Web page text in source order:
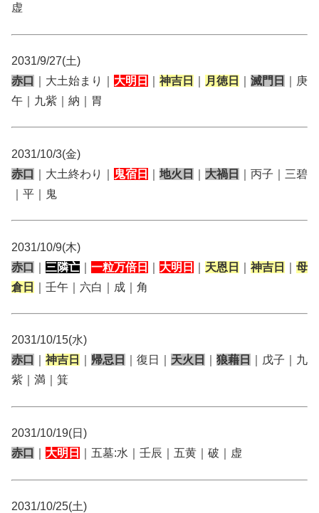
虚
2031/9/27(土)
赤口
｜大土始まり｜ 大明日 神吉日 月徳日 滅門日
｜庚
午｜九紫｜納｜胃
2031/10/3(金)
赤口
｜大土終わり｜ 鬼宿日 地火日 大禍日
｜丙子｜三碧
｜平｜鬼
2031/10/9(木)
赤口
三隣亡 一粒万倍日 大明日 天恩日 神吉日
母
倉日
｜壬午｜六白｜成｜角
2031/10/15(水)
赤口
神吉日 帰忌日 ｜復日｜ 天火日 狼藉日
｜戊子｜九
紫｜満｜箕
2031/10/19(日)
赤口
大明日 ｜五墓:水｜壬辰｜五黄｜破｜虚
2031/10/25(土)